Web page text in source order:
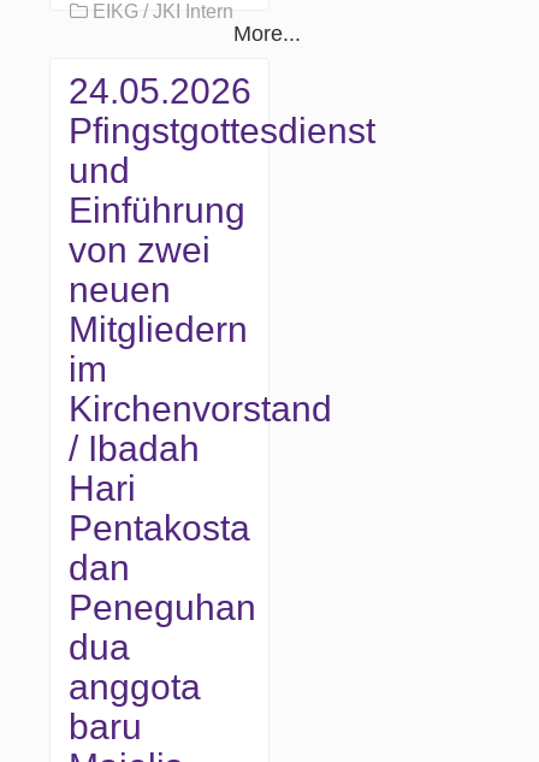
EIKG / JKI Intern
More...
24.05.2026
Pfingstgottesdienst
und
Einführung
von zwei
neuen
Mitgliedern
im
Kirchenvorstand
/ Ibadah
Hari
Pentakosta
dan
Peneguhan
dua
anggota
baru